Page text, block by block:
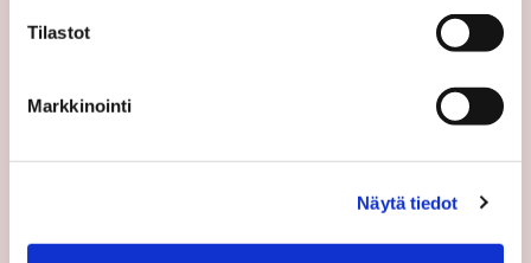
Tilastot
Markkinointi
Näytä tiedot
Suosittele
Ajankohtaista
Uratarinat